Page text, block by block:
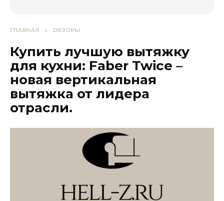
ГЛАВНАЯ » ОБЗОРЫ
Купить лучшую вытяжку
для кухни: Faber Twice –
новая вертикальная
вытяжка от лидера
отрасли.